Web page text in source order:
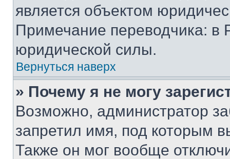
является объектом
Примечание переводчика: в
юридической силы.
Вернуться наверх
» Почему я не могу
Возможно, администратор
запретил имя, под которым
Также он мог вообще